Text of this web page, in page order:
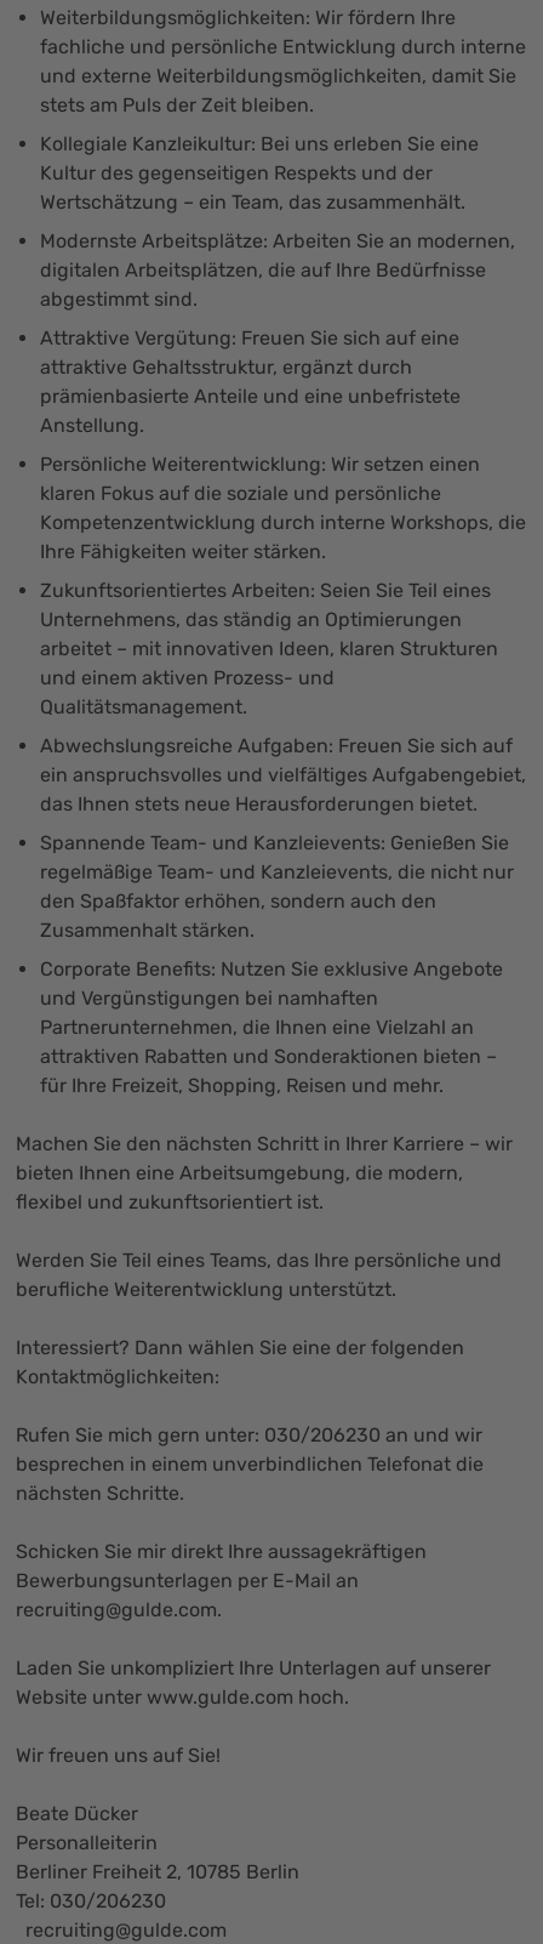
Weiterbildungsmöglichkeiten: Wir fördern Ihre
fachliche und persönliche Entwicklung durch interne
und externe Weiterbildungsmöglichkeiten, damit Sie
stets am Puls der Zeit bleiben.
Kollegiale Kanzleikultur: Bei uns erleben Sie eine
Kultur des gegenseitigen Respekts und der
Wertschätzung – ein Team, das zusammenhält.
Modernste Arbeitsplätze: Arbeiten Sie an modernen,
digitalen Arbeitsplätzen, die auf Ihre Bedürfnisse
abgestimmt sind.
Attraktive Vergütung: Freuen Sie sich auf eine
attraktive Gehaltsstruktur, ergänzt durch
prämienbasierte Anteile und eine unbefristete
Anstellung.
Persönliche Weiterentwicklung: Wir setzen einen
klaren Fokus auf die soziale und persönliche
Kompetenzentwicklung durch interne Workshops, die
Ihre Fähigkeiten weiter stärken.
Zukunftsorientiertes Arbeiten: Seien Sie Teil eines
Unternehmens, das ständig an Optimierungen
arbeitet – mit innovativen Ideen, klaren Strukturen
und einem aktiven Prozess- und
Qualitätsmanagement.
Abwechslungsreiche Aufgaben: Freuen Sie sich auf
ein anspruchsvolles und vielfältiges Aufgabengebiet,
das Ihnen stets neue Herausforderungen bietet.
Spannende Team- und Kanzleievents: Genießen Sie
regelmäßige Team- und Kanzleievents, die nicht nur
den Spaßfaktor erhöhen, sondern auch den
Zusammenhalt stärken.
Corporate Benefits: Nutzen Sie exklusive Angebote
und Vergünstigungen bei namhaften
Partnerunternehmen, die Ihnen eine Vielzahl an
attraktiven Rabatten und Sonderaktionen bieten –
für Ihre Freizeit, Shopping, Reisen und mehr.
Machen Sie den nächsten Schritt in Ihrer Karriere – wir
bieten Ihnen eine Arbeitsumgebung, die modern,
flexibel und zukunftsorientiert ist.
Werden Sie Teil eines Teams, das Ihre persönliche und
berufliche Weiterentwicklung unterstützt.
Interessiert? Dann wählen Sie eine der folgenden
Kontaktmöglichkeiten:
Rufen Sie mich gern unter: 030/206230 an und wir
besprechen in einem unverbindlichen Telefonat die
nächsten Schritte.
Schicken Sie mir direkt Ihre aussagekräftigen
Bewerbungsunterlagen per E-Mail an
recruiting@gulde.com.
Laden Sie unkompliziert Ihre Unterlagen auf unserer
Website unter www.gulde.com hoch.
Wir freuen uns auf Sie!
Beate Dücker
Personalleiterin
Berliner Freiheit 2, 10785 Berlin
Tel: 030/206230
recruiting@gulde.com